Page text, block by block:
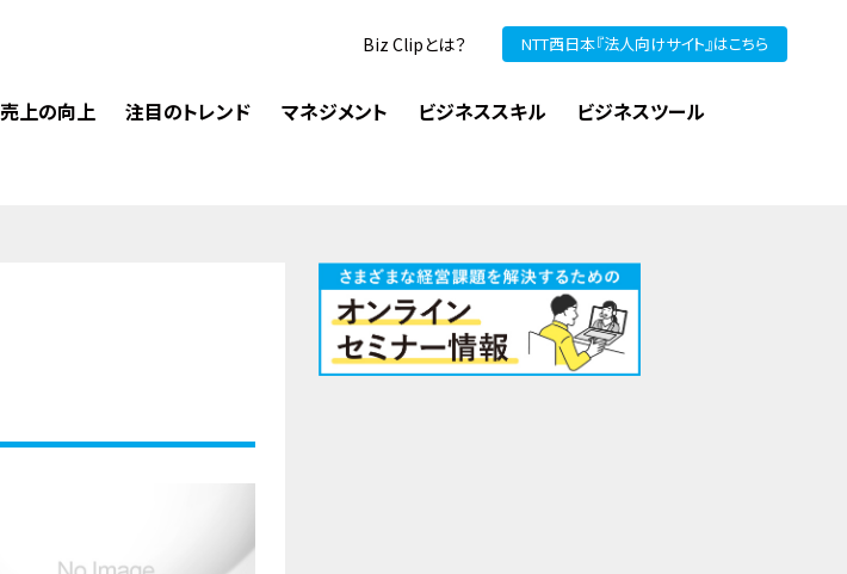
Biz Clipとは？ NTT西日本『法人向けサイト』はこちら
売上の向上 注目のトレンド マネジメント ビジネススキル ビジネスツール